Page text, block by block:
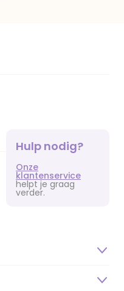
Hulp nodig?
Onze
klantenservice
helpt je graag
verder.